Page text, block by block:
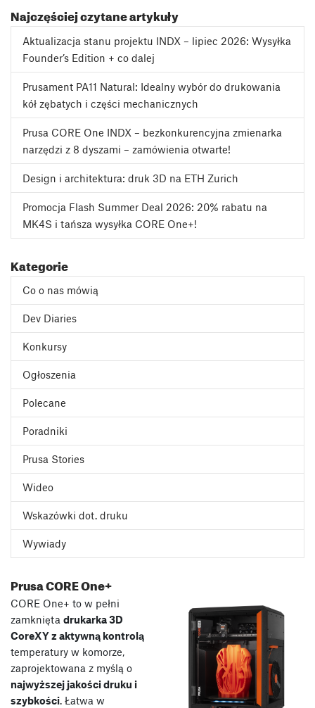
Najczęściej czytane artykuły
Aktualizacja stanu projektu INDX – lipiec 2026: Wysyłka
Founder’s Edition + co dalej
Prusament PA11 Natural: Idealny wybór do drukowania
kół zębatych i części mechanicznych
Prusa CORE One INDX – bezkonkurencyjna zmienarka
narzędzi z 8 dyszami – zamówienia otwarte!
Design i architektura: druk 3D na ETH Zurich
Promocja Flash Summer Deal 2026: 20% rabatu na
MK4S i tańsza wysyłka CORE One+!
Kategorie
Co o nas mówią
Dev Diaries
Konkursy
Ogłoszenia
Polecane
Poradniki
Prusa Stories
Wideo
Wskazówki dot. druku
Wywiady
Prusa CORE One+
CORE One+ to w pełni
zamknięta drukarka 3D
CoreXY z aktywną kontrolą
temperatury w komorze,
zaprojektowana z myślą o
najwyższej jakości druku i
szybkości. Łatwa w